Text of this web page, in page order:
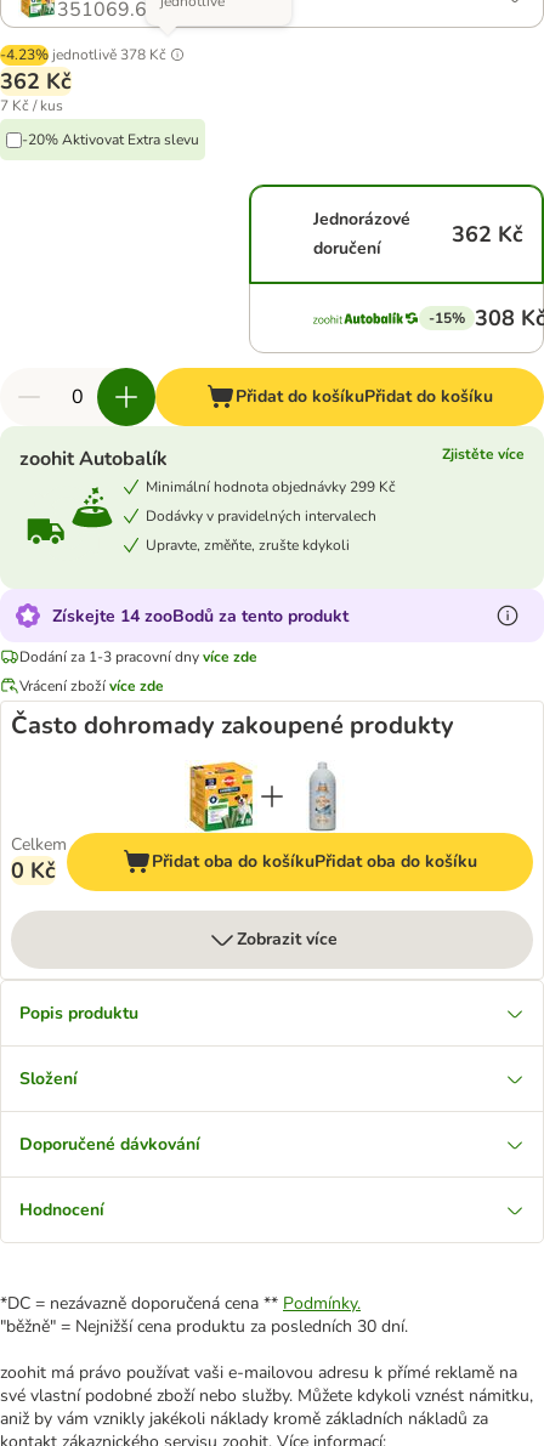
351069.6
-4.23% jednotlivě 378 Kč
362 Kč
7 Kč / kus
-20% Aktivovat Extra slevu
Jednorázové
doručení
362 Kč
-15% 308
Přidat do košíkuPřidat do košíku
zoohit Autobalík
Zjistěte více
Minimální hodnota objednávky 299 Kč
Dodávky v pravidelných intervalech
Upravte, změňte, zrušte kdykoli
Získejte 14 zooBodů za tento produkt
Dodání za 1-3 pracovní dnyvíce zde
Vrácení zbožívíce zde
Často dohromady zakoupené produkty
Celkem
0 Kč Přidat oba do košíkuPřidat oba do košíku
Zobrazit více
Popis produktu
Složení
Doporučené dávkování
Hodnocení
*DC = nezávazně doporučená cena ** Podmínky.
"běžně" = Nejnižší cena produktu za posledních 30 dní.
zoohit má právo používat vaši e-mailovou adresu k přímé reklamě na
své vlastní podobné zboží nebo služby. Můžete kdykoli vznést námitku,
aniž by vám vznikly jakékoli náklady kromě základních nákladů za